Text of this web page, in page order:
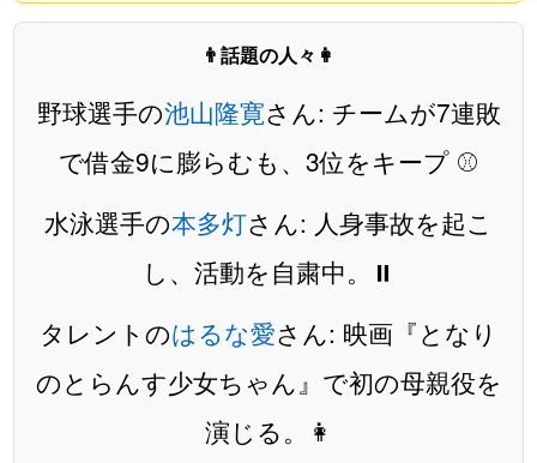
👨話題の人々👩
野球選手の池山隆寛さん: チームが7連敗
で借金9に膨らむも、3位をキープ ⚾️
水泳選手の本多灯さん: 人身事故を起こ
し、活動を自粛中。⏸️
タレントのはるな愛さん: 映画『となり
のとらんす少女ちゃん』で初の母親役を
演じる。👩